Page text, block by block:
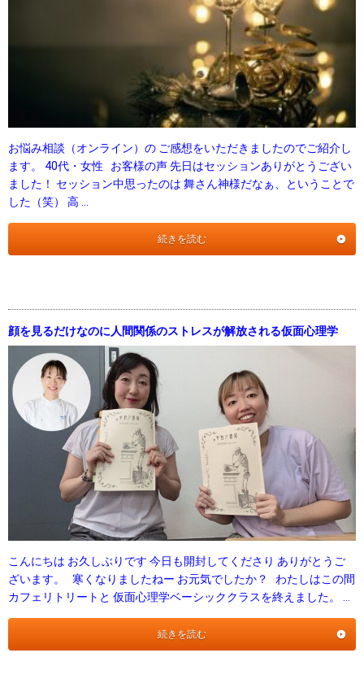
お悩み相談（オンライン）の ご感想をいただきましたのでご紹介し
ます。 40代・女性 お客様の声 先日はセッションありがとうござい
ました！ セッション中思ったのは 舞さん神様だなぁ、ということで
した（笑） 高 …
続きを読む
顔を見るだけなのに人間関係のストレスが解放される仮面心理学
こんにちは お久しぶりです 今日も開封してくださり ありがとうご
ざいます。 寒くなりましたねー お元気でしたか？ わたしはこの間
カフェリトリートと 仮面心理学ベーシッククラスを終えました。 …
続きを読む